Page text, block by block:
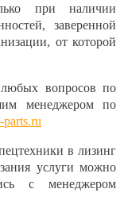
при наличии
заверенной
от которой
вопросов по
менеджером по
в лизинг
услуги можно
с менеджером